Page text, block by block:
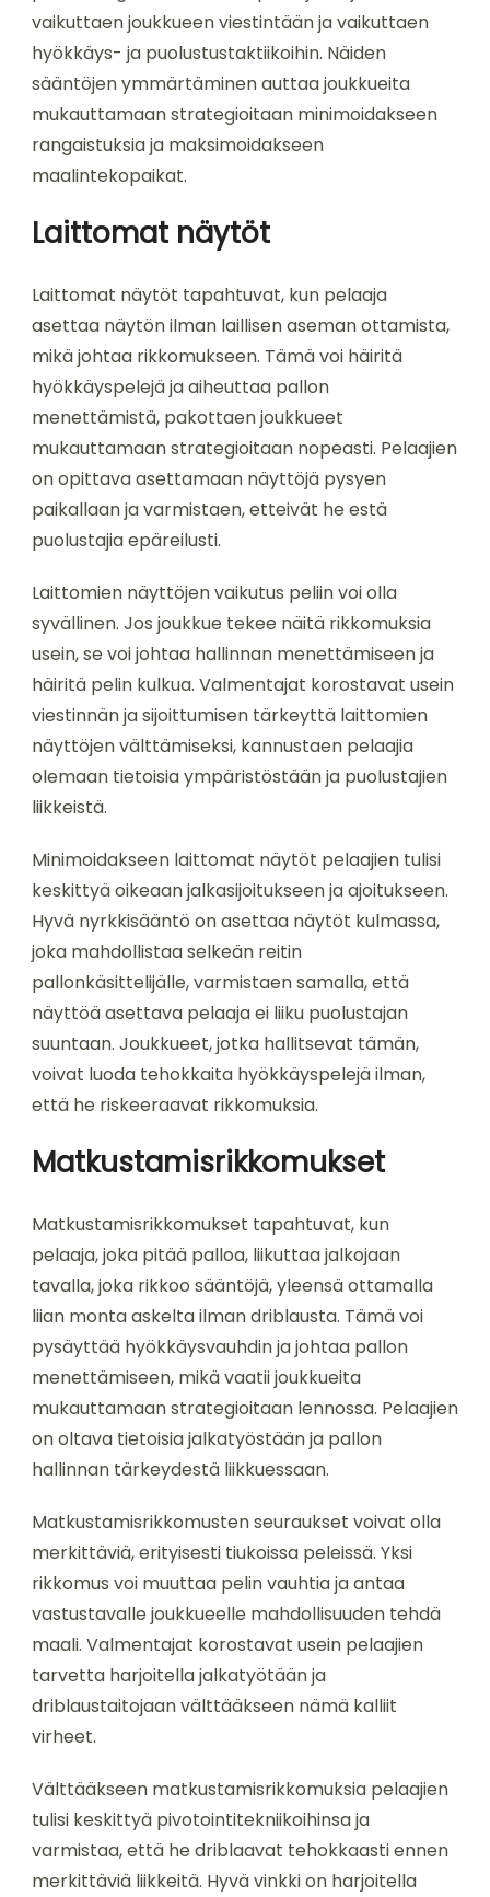
vaikuttaen joukkueen viestintään ja vaikuttaen
hyökkäys- ja puolustustaktiikoihin. Näiden
sääntöjen ymmärtäminen auttaa joukkueita
mukauttamaan strategioitaan minimoidakseen
rangaistuksia ja maksimoidakseen
maalintekopaikat.
Laittomat näytöt
Laittomat näytöt tapahtuvat, kun pelaaja
asettaa näytön ilman laillisen aseman ottamista,
mikä johtaa rikkomukseen. Tämä voi häiritä
hyökkäyspelejä ja aiheuttaa pallon
menettämistä, pakottaen joukkueet
mukauttamaan strategioitaan nopeasti. Pelaajien
on opittava asettamaan näyttöjä pysyen
paikallaan ja varmistaen, etteivät he estä
puolustajia epäreilusti.
Laittomien näyttöjen vaikutus peliin voi olla
syvällinen. Jos joukkue tekee näitä rikkomuksia
usein, se voi johtaa hallinnan menettämiseen ja
häiritä pelin kulkua. Valmentajat korostavat usein
viestinnän ja sijoittumisen tärkeyttä laittomien
näyttöjen välttämiseksi, kannustaen pelaajia
olemaan tietoisia ympäristöstään ja puolustajien
liikkeistä.
Minimoidakseen laittomat näytöt pelaajien tulisi
keskittyä oikeaan jalkasijoitukseen ja ajoitukseen.
Hyvä nyrkkisääntö on asettaa näytöt kulmassa,
joka mahdollistaa selkeän reitin
pallonkäsittelijälle, varmistaen samalla, että
näyttöä asettava pelaaja ei liiku puolustajan
suuntaan. Joukkueet, jotka hallitsevat tämän,
voivat luoda tehokkaita hyökkäyspelejä ilman,
että he riskeeraavat rikkomuksia.
Matkustamisrikkomukset
Matkustamisrikkomukset tapahtuvat, kun
pelaaja, joka pitää palloa, liikuttaa jalkojaan
tavalla, joka rikkoo sääntöjä, yleensä ottamalla
liian monta askelta ilman driblausta. Tämä voi
pysäyttää hyökkäysvauhdin ja johtaa pallon
menettämiseen, mikä vaatii joukkueita
mukauttamaan strategioitaan lennossa. Pelaajien
on oltava tietoisia jalkatyöstään ja pallon
hallinnan tärkeydestä liikkuessaan.
Matkustamisrikkomusten seuraukset voivat olla
merkittäviä, erityisesti tiukoissa peleissä. Yksi
rikkomus voi muuttaa pelin vauhtia ja antaa
vastustavalle joukkueelle mahdollisuuden tehdä
maali. Valmentajat korostavat usein pelaajien
tarvetta harjoitella jalkatyötään ja
driblaustaitojaan välttääkseen nämä kalliit
virheet.
Välttääkseen matkustamisrikkomuksia pelaajien
tulisi keskittyä pivotointitekniikoihinsa ja
varmistaa, että he driblaavat tehokkaasti ennen
merkittäviä liikkeitä. Hyvä vinkki on harjoitella